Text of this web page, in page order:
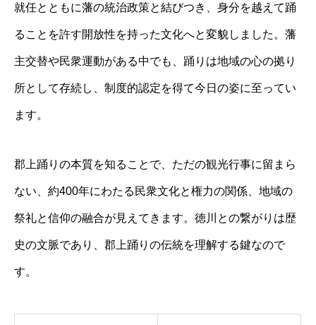
就任とともに藩の統治政策と結びつき、身分を越えて踊
ることを許す開放性を持った文化へと変貌しました。藩
主交替や民衆運動がある中でも、踊りは地域の心の拠り
所として存続し、制度的認定を得て今日の姿に至ってい
ます。
郡上踊りの本質を知ることで、ただの観光行事に留まら
ない、約400年にわたる民衆文化と権力の関係、地域の
祭礼と信仰の融合が見えてきます。徳川との繋がりは歴
史の文脈であり、郡上踊りの伝統を理解する鍵なので
す。